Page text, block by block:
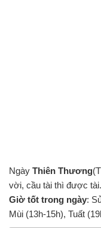
Ngày Thiên Thương
vời, cầu tài thì được
Giờ tốt trong ngày:
Mùi (13h-15h), Tuất